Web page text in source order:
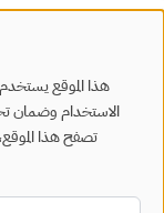
جميع الحقوق محفوظة -
تم تطويره وصيانته
آخر تحديث: 2026/08/06
هذا الموقع
الاستخدام وضمان
تصفح هذا